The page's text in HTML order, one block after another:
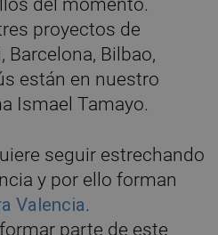
del momento.
proyectos de
Barcelona, Bilbao,
están en nuestro
Ismael Tamayo.
seguir estrechando
y por ello forman
Valencia.
parte de este